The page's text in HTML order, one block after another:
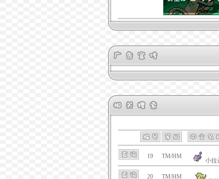
19 TM/HM
小拉
20 TM/HM